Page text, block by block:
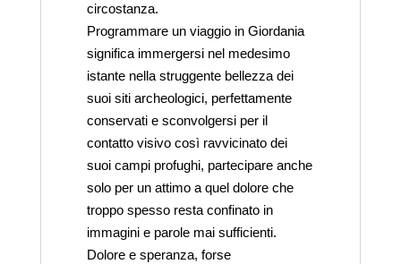
circostanza.
Programmare un viaggio in Giordania
significa immergersi nel medesimo
istante nella struggente bellezza dei
suoi siti archeologici, perfettamente
conservati e sconvolgersi per il
contatto visivo così ravvicinato dei
suoi campi profughi, partecipare anche
solo per un attimo a quel dolore che
troppo spesso resta confinato in
immagini e parole mai sufficienti.
Dolore e speranza, forse